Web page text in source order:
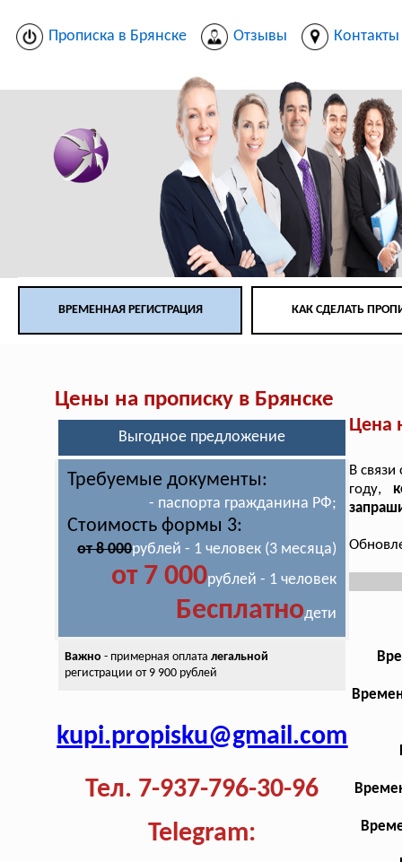
Прописка в Брянске Отзывы Контакты
ВРЕМЕННАЯ РЕГИСТРАЦИЯ КАК СДЕЛАТЬ
Цены на прописку в Брянске
Выгодное предложение
Требуемые документы:
- паспорта гражданина РФ;
Стоимость формы 3:
от 8 000рублей - 1 человек (3 месяца)
от 7 000рублей - 1 человек
Бесплатнодети
Важно - примерная оплата легальной
регистрации от 9 900 рублей
kupi.propisku@gmail.com
Тел. 7-937-796-30-96
Telegram:
Цена
В
году,